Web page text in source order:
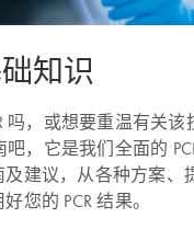
知识
吗，或想要重温有关
吧，它是我们全面的
建议，从各种方案、
您的 PCR 结果。